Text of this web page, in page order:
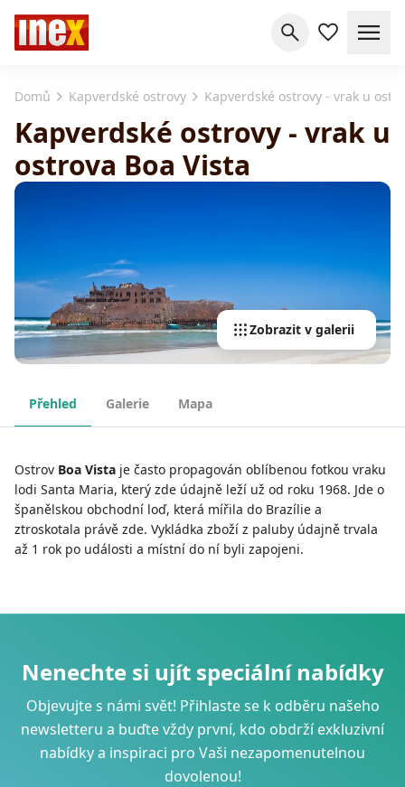
Domů Kapverdské ostrovy Kapverdské ostrovy - vrak u
Kapverdské ostrovy - vrak u
ostrova Boa Vista
Zobrazit v galerii
Přehled Galerie Mapa
Ostrov Boa Vista je často propagován oblíbenou fotkou vraku
lodi Santa Maria, který zde údajně leží už od roku 1968. Jde o
španělskou obchodní loď, která mířila do Brazílie a
ztroskotala právě zde. Vykládka zboží z paluby údajně trvala
až 1 rok po události a místní do ní byli zapojeni.
Nenechte si ujít speciální nabídky
Objevujte s námi svět! Přihlaste se k odběru našeho
newsletteru a buďte vždy první, kdo obdrží exkluzivní
nabídky a inspiraci pro Vaši nezapomenutelnou
dovolenou!